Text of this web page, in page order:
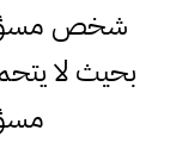
شخص
بحيث لا